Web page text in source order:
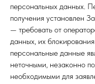
персональных данных.
получения установлен
— требовать от
данных, их
персональные данные
неточными, незаконно
необходимыми для